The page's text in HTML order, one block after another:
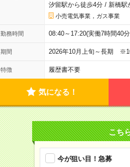
汐留駅から徒歩4分/ 新橋駅
小売電気事業，ガス事業
勤務時間 08:40～17:20(実働7時間40
期間 2026年10月上旬～長期
特徴 履歴書不要
気になる！
こち
今が狙い目！急募